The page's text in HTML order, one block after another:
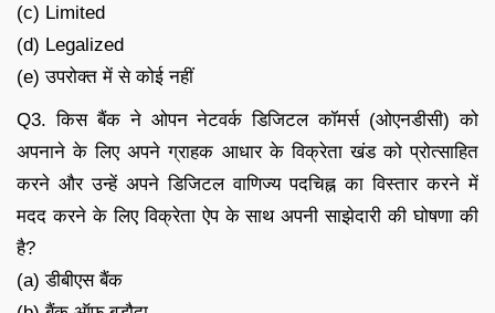
(c) Limited
(d) Legalized
(e) उपरोक्त में से कोई नहीं
Q3. किस बैंक ने ओपन नेटवर्क डिजिटल कॉमर्स (ओएनडीसी) को
अपनाने के लिए अपने ग्राहक आधार के विक्रेता खंड को प्रोत्साहित
करने और उन्हें अपने डिजिटल वाणिज्य पदचिह्न का विस्तार करने में
मदद करने के लिए विक्रेता ऐप के साथ अपनी साझेदारी की घोषणा की
है?
(a) डीबीएस बैंक